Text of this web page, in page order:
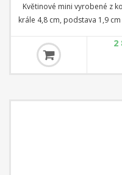
Květinové mini vyrobené z
krále 4,8 cm, podstava 1,9
2